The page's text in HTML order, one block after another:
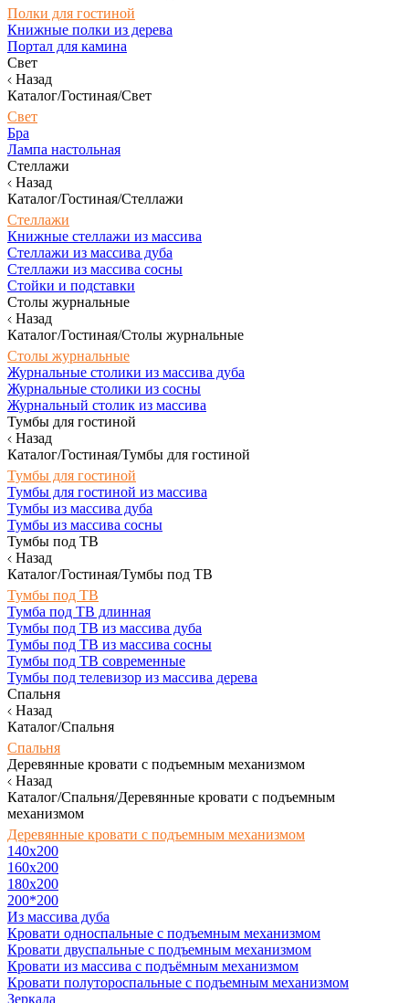
Полки для гостиной
Книжные полки из дерева
Портал для камина
Свет
Назад
Каталог/Гостиная/Свет
Свет
Бра
Лампа настольная
Стеллажи
Назад
Каталог/Гостиная/Стеллажи
Стеллажи
Книжные стеллажи из массива
Стеллажи из массива дуба
Стеллажи из массива сосны
Стойки и подставки
Столы журнальные
Назад
Каталог/Гостиная/Столы журнальные
Столы журнальные
Журнальные столики из массива дуба
Журнальные столики из сосны
Журнальный столик из массива
Тумбы для гостиной
Назад
Каталог/Гостиная/Тумбы для гостиной
Тумбы для гостиной
Тумбы для гостиной из массива
Тумбы из массива дуба
Тумбы из массива сосны
Тумбы под ТВ
Назад
Каталог/Гостиная/Тумбы под ТВ
Тумбы под ТВ
Тумба под ТВ длинная
Тумбы под ТВ из массива дуба
Тумбы под ТВ из массива сосны
Тумбы под ТВ современные
Тумбы под телевизор из массива дерева
Спальня
Назад
Каталог/Спальня
Спальня
Деревянные кровати с подъемным механизмом
Назад
Каталог/Спальня/Деревянные кровати с подъемным
механизмом
Деревянные кровати с подъемным механизмом
140x200
160х200
180х200
200*200
Из массива дуба
Кровати односпальные с подъемным механизмом
Кровати двуспальные с подъемным механизмом
Кровати из массива с подъёмным механизмом
Кровати полутороспальные с подъемным механизмом
Зеркала